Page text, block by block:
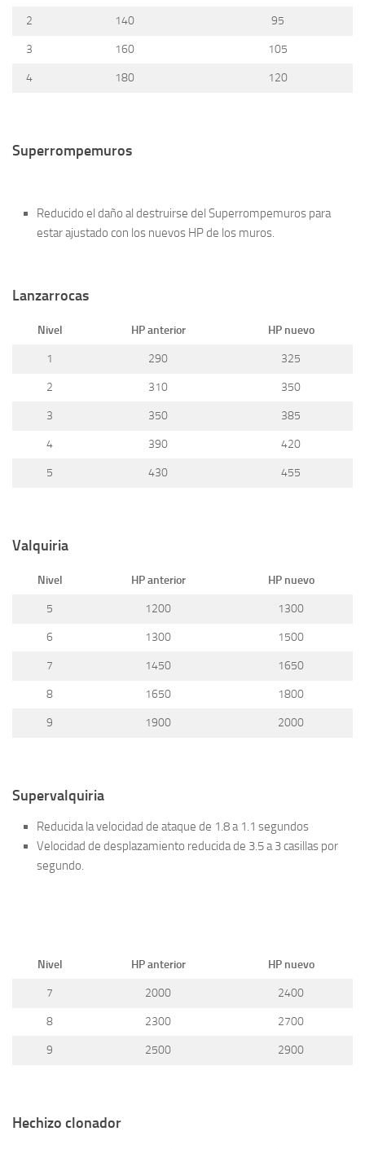
2 140 95
3 160 105
4 180 120
Superrompemuros
Reducido el daño al destruirse del Superrompemuros para
estar ajustado con los nuevos HP de los muros.
Lanzarrocas
Nivel HP anterior HP nuevo
1 290 325
2 310 350
3 350 385
4 390 420
5 430 455
Valquiria
Nivel HP anterior HP nuevo
5 1200 1300
6 1300 1500
7 1450 1650
8 1650 1800
9 1900 2000
Supervalquiria
Reducida la velocidad de ataque de 1.8 a 1.1 segundos
Velocidad de desplazamiento reducida de 3.5 a 3 casillas por
segundo.
Nivel HP anterior HP nuevo
7 2000 2400
8 2300 2700
9 2500 2900
Hechizo clonador